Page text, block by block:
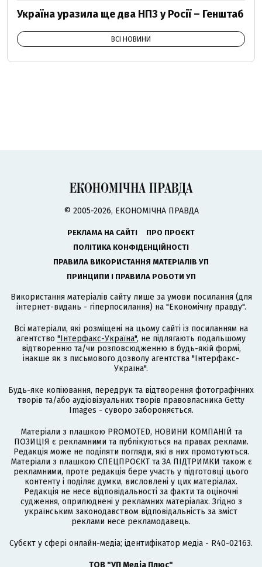
Україна уразила ще два НПЗ у Росії – Генштаб
ВСІ НОВИНИ
© 2005-2026, ЕКОНОМІЧНА ПРАВДА
РЕКЛАМА НА САЙТІ
ПРО ПРОЄКТ
ПОЛІТИКА КОНФІДЕНЦІЙНОСТІ
ПРАВИЛА ВИКОРИСТАННЯ МАТЕРІАЛІВ УП
ПРИНЦИПИ І ПРАВИЛА РОБОТИ УП
Використання матеріалів сайту лише за умови посилання (для
інтернет-видань - гіперпосилання) на "Економічну правду".
Всі матеріали, які розміщені на цьому сайті із посиланням на
агентство "Інтерфакс-Україна", не підлягають подальшому
відтворенню та/чи розповсюдженню в будь-якій формі,
інакше як з письмового дозволу агентства "Інтерфакс-
Україна".
Будь-яке копіювання, передрук та відтворення фотографічних
творів та/або аудіовізуальних творів правовласника Getty
Images - суворо забороняється.
Матеріали з плашкою PROMOTED, НОВИНИ КОМПАНІЙ та
ПОЗИЦІЯ є рекламними та публікуються на правах реклами.
Редакція може не поділяти погляди, які в них промотуються.
Матеріали з плашкою СПЕЦПРОЄКТ та ЗА ПІДТРИМКИ також є
рекламними, проте редакція бере участь у підготовці цього
контенту і поділяє думки, висловлені у цих матеріалах.
Редакція не несе відповідальності за факти та оціночні
судження, оприлюднені у рекламних матеріалах. Згідно з
українським законодавством відповідальність за зміст
реклами несе рекламодавець.
Cубєкт у сфері онлайн-медіа; ідентифікатор медіа - R40-02163.